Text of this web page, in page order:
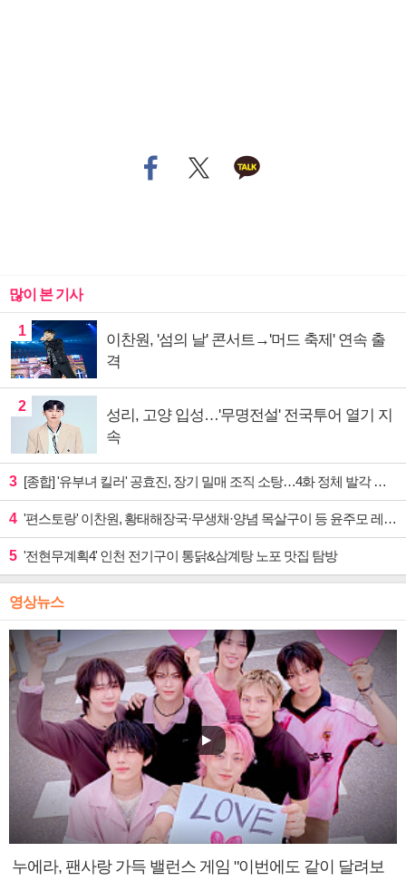
많이 본 기사
1
이찬원, '섬의 날' 콘서트→'머드 축제' 연속 출
격
2
성리, 고양 입성…'무명전설' 전국투어 열기 지
속
3 [종합] '유부녀 킬러' 공효진, 장기 밀매 조직 소탕…4화 정체 발각 위기 예고
4 '편스토랑' 이찬원, 황태해장국·무생채·양념 목살구이 등 윤주모 레시피 섭렵
5 '전현무계획4' 인천 전기구이 통닭&삼계탕 노포 맛집 탐방
영상뉴스
누에라, 팬사랑 가득 밸런스 게임 "이번에도 같이 달려보